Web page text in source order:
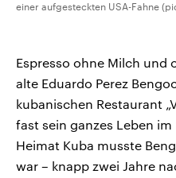
einer aufgesteckten USA-Fahne
Espresso ohne Milch und
alte Eduardo Perez
kubanischen Restaurant
fast sein ganzes Leben
Heimat Kuba musste
war – knapp zwei Jahre